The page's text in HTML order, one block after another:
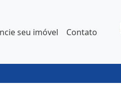
seu imóvel Contato